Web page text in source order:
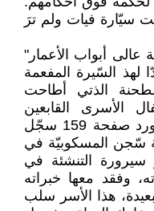
سيّارة فيات ولم ترَ
عالى أبواب الأعمار"
لهذ السّيرة المفعمة
الذتي أطاحت
الأسرى القابعين
لفترات طويلة بين القضبان. كما ورد صفحة 159 سجّل
سّجن المسكوبيّة في
التنشئة في
وفقد معها خبراته
هذا الأسر سلب